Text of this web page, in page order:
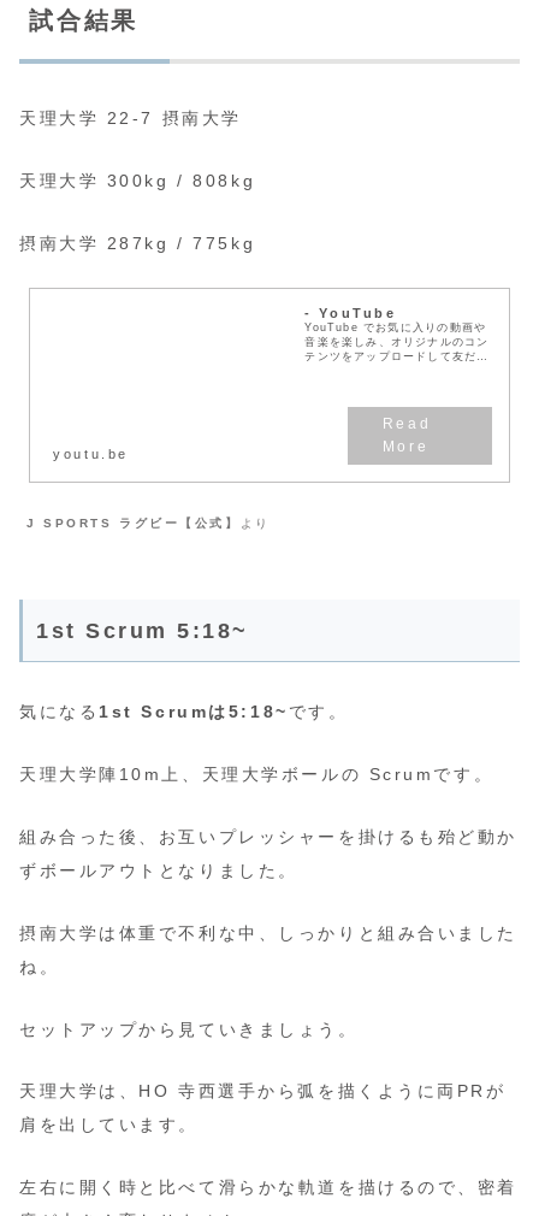
試合結果
天理大学 22-7 摂南大学
天理大学 300kg / 808kg
摂南大学 287kg / 775kg
- YouTube
YouTube でお気に入りの動画や
音楽を楽しみ、オリジナルのコン
テンツをアップロードして友だち
youtu.be
J SPORTS ラグビー【公式】 より
1st Scrum 5:18~
気になる 1st Scrumは5:18~ です。
天理大学陣10m上、天理大学ボールの Scrumです。
組み合った後、お互いプレッシャーを掛けるも殆ど動か
ずボールアウトとなりました。
摂南大学は体重で不利な中、しっかりと組み合いました
ね。
セットアップから見ていきましょう。
天理大学は、HO 寺西選手から弧を描くように両PRが
肩を出しています。
左右に開く時と比べて滑らかな軌道を描けるので、密着